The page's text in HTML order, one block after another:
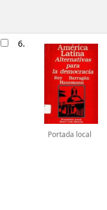
6.
Portada local